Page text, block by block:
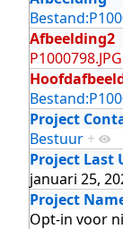
Afbeelding2
P1000798.JPG
Project
Bestuur +
Project Last
januari 25,
Project
Opt-in voor